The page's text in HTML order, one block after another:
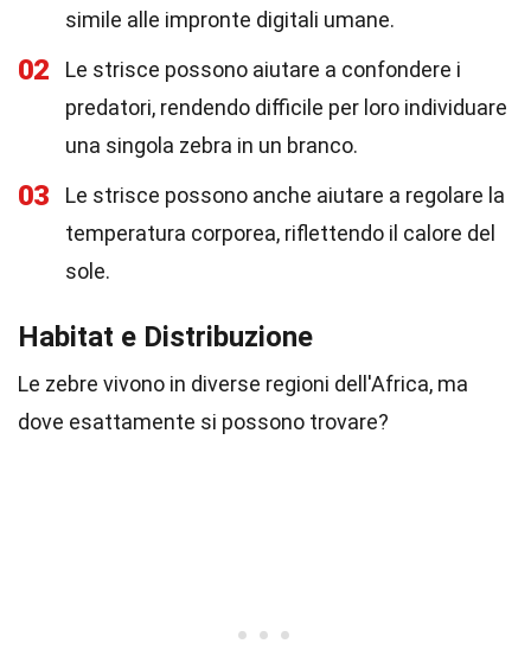
simile alle impronte digitali umane.
02
Le strisce possono aiutare a confondere i
predatori, rendendo difficile per loro individuare
una singola zebra in un branco.
03
Le strisce possono anche aiutare a regolare la
temperatura corporea, riflettendo il calore del
sole.
Habitat e Distribuzione
Le zebre vivono in diverse regioni dell'Africa, ma
dove esattamente si possono trovare?